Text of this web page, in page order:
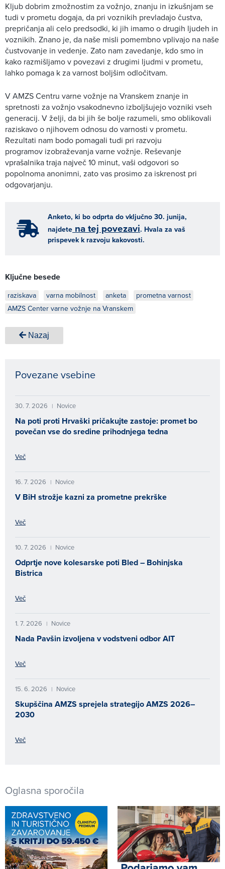
Kljub dobrim zmožnostim za vožnjo, znanju in izkušnjam se
tudi v prometu dogaja, da pri voznikih prevladajo čustva,
prepričanja ali celo predsodki, ki jih imamo o drugih ljudeh in
voznikih. Znano je, da naše misli pomembno vplivajo na naše
čustvovanje in vedenje. Zato nam zavedanje, kdo smo in
kako razmišljamo v povezavi z drugimi ljudmi v prometu,
lahko pomaga k za varnost boljšim odločitvam.
V AMZS Centru varne vožnje na Vranskem znanje in
spretnosti za vožnjo vsakodnevno izboljšujejo vozniki vseh
generacij. V želji, da bi jih še bolje razumeli, smo oblikovali
raziskavo o njihovem odnosu do varnosti v prometu.
Rezultati nam bodo pomagali tudi pri razvoju
programov izobraževanja varne vožnje. Reševanje
vprašalnika traja največ 10 minut, vaši odgovori so
popolnoma anonimni, zato vas prosimo za iskrenost pri
odgovarjanju.
Anketo, ki bo odprta do vključno 30. junija,
najdetena tej povezavi. Hvala za vaš
prispevek k razvoju kakovosti.
Ključne besede
raziskava varna mobilnost anketa
prometna varnost
AMZS Center varne vožnje na Vranskem
Nazaj
Povezane vsebine
30. 7. 2026 | Novice
Na poti proti Hrvaški pričakujte zastoje: promet bo
povečan vse do sredine prihodnjega tedna
Več
16. 7. 2026 | Novice
V BiH strožje kazni za prometne prekrške
Več
10. 7. 2026 | Novice
Odprtje nove kolesarske poti Bled – Bohinjska
Bistrica
Več
1. 7. 2026 | Novice
Nada Pavšin izvoljena v vodstveni odbor AIT
Več
15. 6. 2026 | Novice
Skupščina AMZS sprejela strategijo AMZS 2026–
2030
Več
Oglasna sporočila